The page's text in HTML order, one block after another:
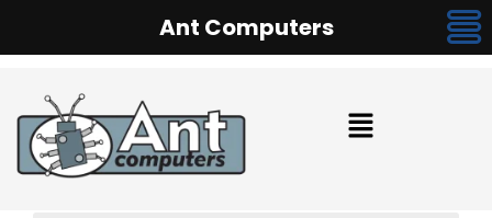
Ant Computers